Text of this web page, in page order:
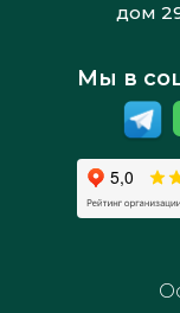
дом
Мы в